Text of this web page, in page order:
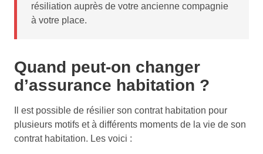
résiliation auprès de votre ancienne compagnie
à votre place.
Quand peut-on changer
d’assurance habitation ?
Il est possible de résilier son contrat habitation pour
plusieurs motifs et à différents moments de la vie de son
contrat habitation. Les voici :